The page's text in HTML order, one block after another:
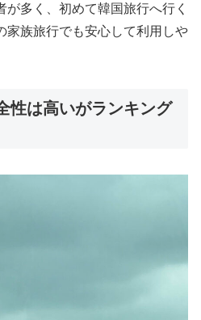
が多く、初めて韓国旅行へ行く
家族旅行でも安心して利用しや
性は高いがランキング